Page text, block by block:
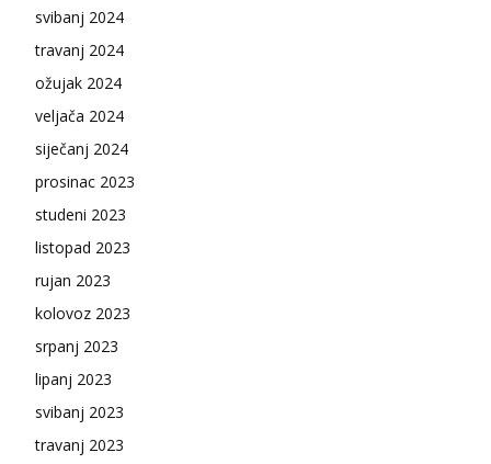
svibanj 2024
travanj 2024
ožujak 2024
veljača 2024
siječanj 2024
prosinac 2023
studeni 2023
listopad 2023
rujan 2023
kolovoz 2023
srpanj 2023
lipanj 2023
svibanj 2023
travanj 2023